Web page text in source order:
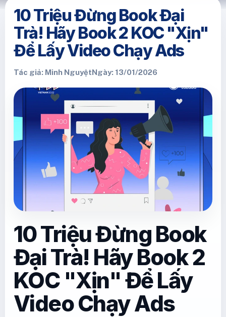
10 Triệu Đừng Book Đại
Trà! Hãy Book 2 KOC "Xịn"
Để Lấy Video Chạy Ads
Tác giả: Minh NguyệtNgày: 13/01/2026
10 Triệu Đừng Book
Đại Trà! Hãy Book 2
KOC "Xịn" Để Lấy
Video Chạy Ads